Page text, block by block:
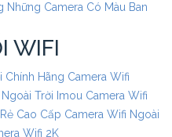
Những Camera Có Màu Ban
WIFI
Chính Hãng Camera Wifi
Ngoài Trời Imou Camera Wifi
Cao Cấp Camera Wifi Ngoài
Wifi 2K